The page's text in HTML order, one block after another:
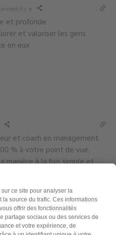
il y a
et profonde
et valoriser les gens
en eux
et coach en management.
% à votre point de vue,
manière à la fois simple et
lettres sont pour moi une